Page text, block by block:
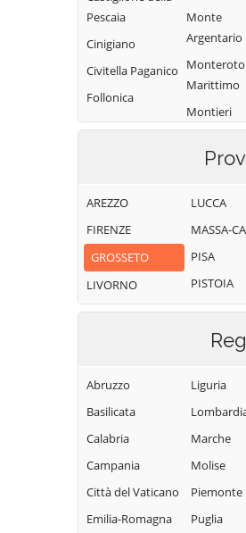
Pescaia
Cinigiano
Civitella Paganico
Follonica
Gavorrano
Monte
Argentario
Marittimo
Montieri
Pitigliano
AREZZO
FIRENZE
GROSSETO
LIVORNO
LUCCA
MASSA-
PISA
PISTOIA
Abruzzo
Basilicata
Calabria
Campania
Città del Vaticano
Emilia-Romagna
Liguria
Marche
Molise
Piemonte
Puglia